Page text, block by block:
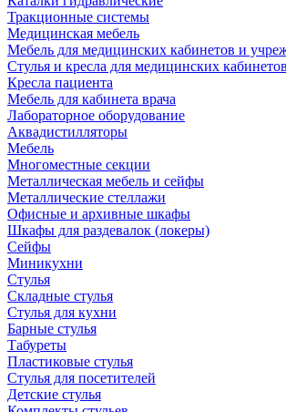
Тракционные системы
Медицинская мебель
Мебель для медицинских кабинетов и
Стулья и кресла для медицинских кабинетов
Кресла пациента
Мебель для кабинета врача
Лабораторное оборудование
Аквадистилляторы
Мебель
Многоместные секции
Металлическая мебель и сейфы
Металлические стеллажи
Офисные и архивные шкафы
Шкафы для раздевалок (локеры)
Сейфы
Миникухни
Стулья
Складные стулья
Стулья для кухни
Барные стулья
Табуреты
Пластиковые стулья
Стулья для посетителей
Детские стулья